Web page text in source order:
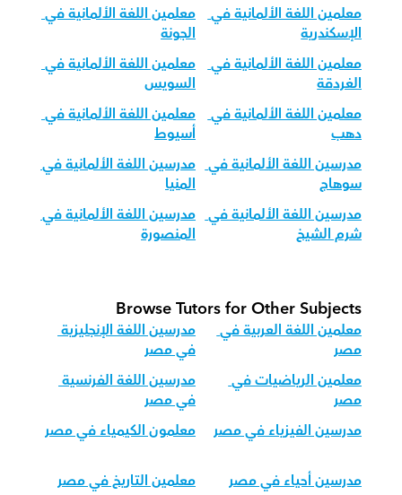
معلمين اللغة الألمانية في
الإسكندرية
معلمين اللغة الألمانية في
الجونة
معلمين اللغة الألمانية في
الغردقة
معلمين اللغة الألمانية في
السويس
معلمين اللغة الألمانية في
دهب
معلمين اللغة الألمانية في
أسيوط
مدرسين اللغة الألمانية في
سوهاج
مدرسين اللغة الألمانية في
المنيا
مدرسين اللغة الألمانية في
شرم الشيخ
مدرسين اللغة الألمانية في
المنصورة
Browse Tutors for Other Subjects
معلمين اللغة العربية في
مصر
مدرسين اللغة الإنجليزية
في مصر
معلمين الرياضيات في
مصر
مدرسين اللغة الفرنسية
في مصر
مدرسين الفيزياء في مصر
معلمون الكيمياء في مصر
مدرسين أحياء في مصر
معلمين التاريخ في مصر